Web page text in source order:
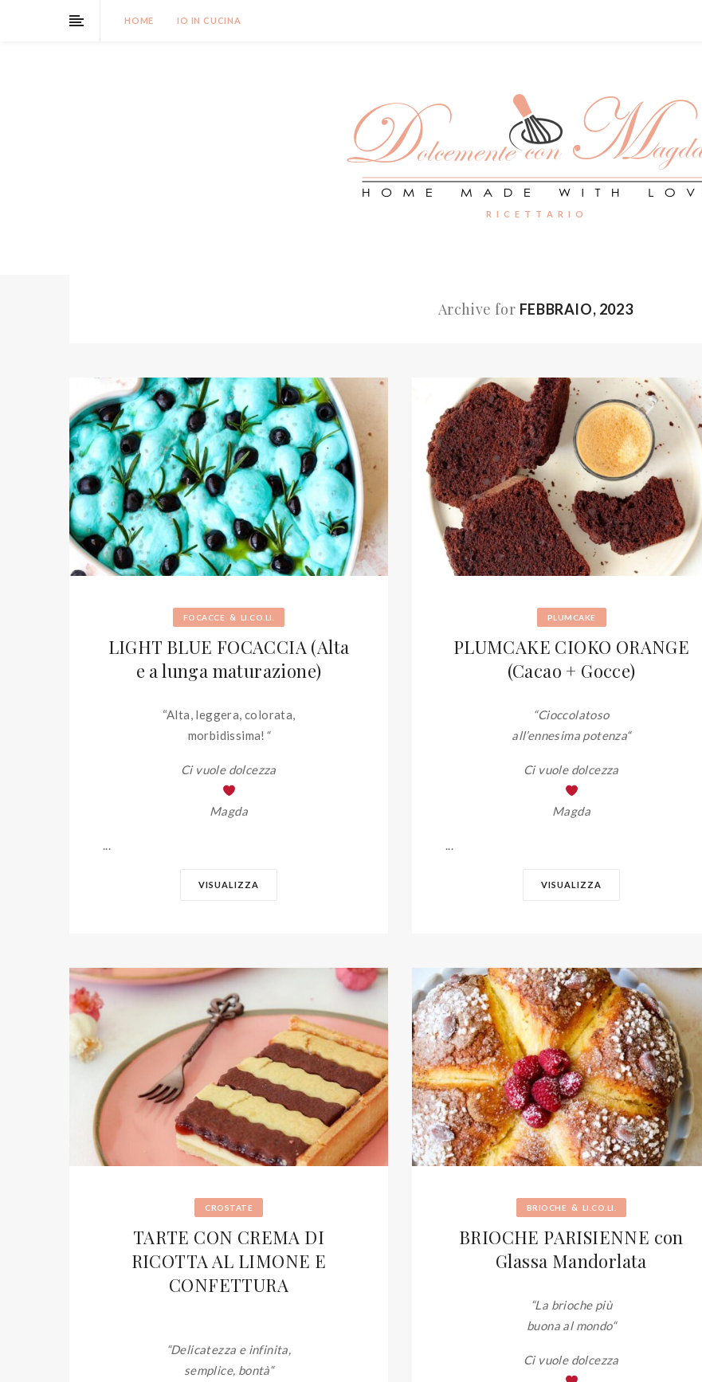
HOME IO IN CUCINA
R I C E T T A R I O
Archive for FEBBRAIO, 2023
FOCACCE & LI.CO.LI.
LIGHT BLUE FOCACCIA (Alta
e a lunga maturazione)
“Alta, leggera, colorata,
morbidissima! “
Ci vuole dolcezza
Magda
...
VISUALIZZA
PLUMCAKE
PLUMCAKE CIOKO ORANGE
(Cacao + Gocce)
“Cioccolatoso
all’ennesima potenza“
Ci vuole dolcezza
Magda
...
VISUALIZZA
CROSTATE
TARTE CON CREMA DI
RICOTTA AL LIMONE E
CONFETTURA
“Delicatezza e infinita,
semplice, bontà“
BRIOCHE & LI.CO.LI.
BRIOCHE PARISIENNE con
Glassa Mandorlata
“La brioche più
buona al mondo“
Ci vuole dolcezza